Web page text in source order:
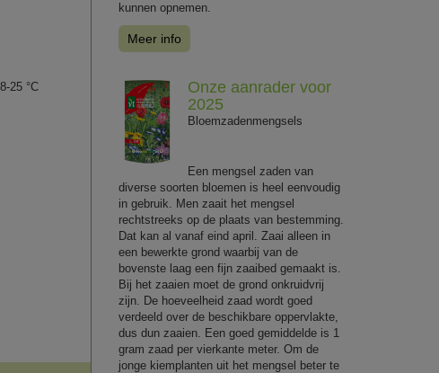
25 °C
kunnen opnemen.
Meer info
Onze aanrader voor
2025
Bloemzadenmengsels
Een mengsel zaden van
diverse soorten bloemen is heel eenvoudig
in gebruik. Men zaait het mengsel
rechtstreeks op de plaats van bestemming.
Dat kan al vanaf eind april. Zaai alleen in
een bewerkte grond waarbij van de
bovenste laag een fijn zaaibed gemaakt is.
Bij het zaaien moet de grond onkruidvrij
zijn. De hoeveelheid zaad wordt goed
verdeeld over de beschikbare oppervlakte,
dus dun zaaien. Een goed gemiddelde is 1
gram zaad per vierkante meter. Om de
jonge kiemplanten uit het mengsel beter te